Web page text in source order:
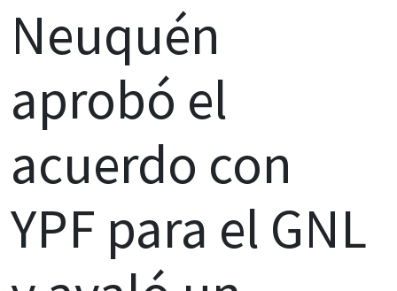
Neuquén
aprobó el
acuerdo con
YPF para el GNL